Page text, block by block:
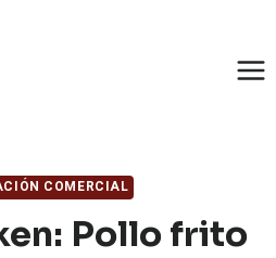
COMERCIAL
Pollo frito